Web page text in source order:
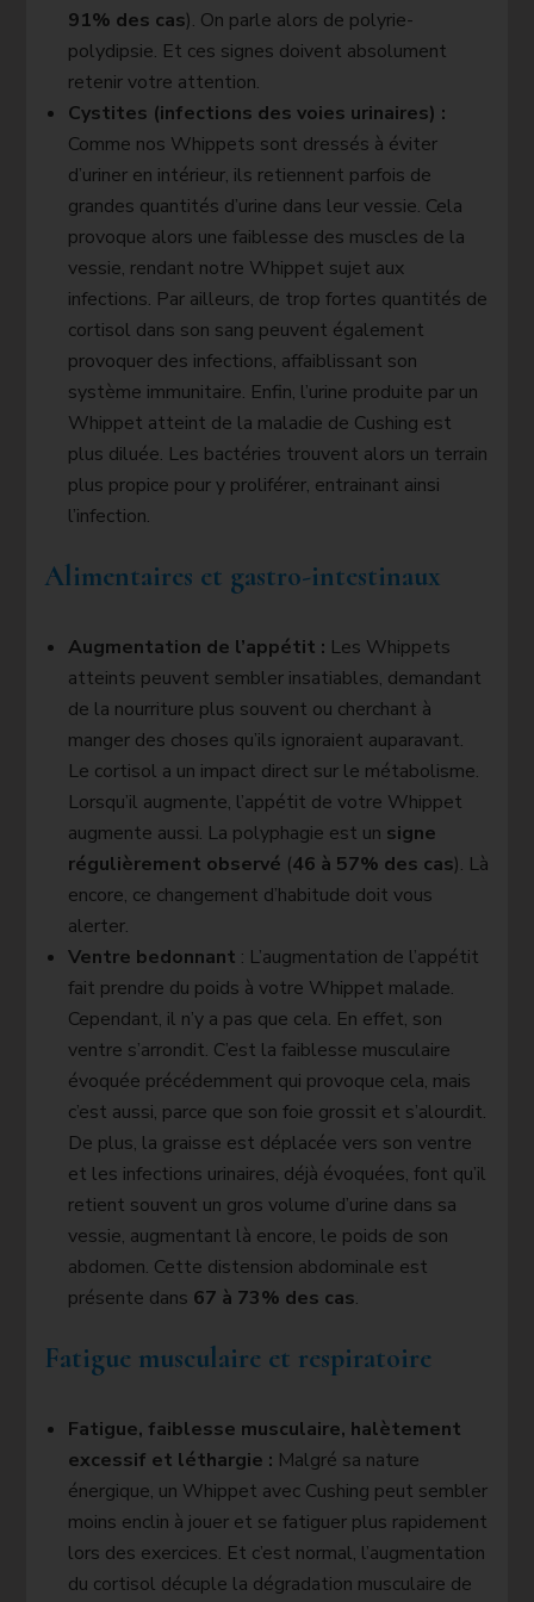
91% des cas). On parle alors de polyrie-
polydipsie. Et ces signes doivent absolument
retenir votre attention.
Cystites (infections des voies urinaires) :
Comme nos Whippets sont dressés à éviter
d’uriner en intérieur, ils retiennent parfois de
grandes quantités d’urine dans leur vessie. Cela
provoque alors une faiblesse des muscles de la
vessie, rendant notre Whippet sujet aux
infections. Par ailleurs, de trop fortes quantités de
cortisol dans son sang peuvent également
provoquer des infections, affaiblissant son
système immunitaire. Enfin, l’urine produite par un
Whippet atteint de la maladie de Cushing est
plus diluée. Les bactéries trouvent alors un terrain
plus propice pour y proliférer, entrainant ainsi
l’infection.
Alimentaires et gastro-intestinaux
Augmentation de l’appétit : Les Whippets
atteints peuvent sembler insatiables, demandant
de la nourriture plus souvent ou cherchant à
manger des choses qu’ils ignoraient auparavant.
Le cortisol a un impact direct sur le métabolisme.
Lorsqu’il augmente, l’appétit de votre Whippet
augmente aussi. La polyphagie est un signe
régulièrement observé (46 à 57% des cas). Là
encore, ce changement d’habitude doit vous
alerter.
Ventre bedonnant : L’augmentation de l’appétit
fait prendre du poids à votre Whippet malade.
Cependant, il n’y a pas que cela. En effet, son
ventre s’arrondit. C’est la faiblesse musculaire
évoquée précédemment qui provoque cela, mais
c’est aussi, parce que son foie grossit et s’alourdit.
De plus, la graisse est déplacée vers son ventre
et les infections urinaires, déjà évoquées, font qu’il
retient souvent un gros volume d’urine dans sa
vessie, augmentant là encore, le poids de son
abdomen. Cette distension abdominale est
présente dans 67 à 73% des cas.
Fatigue musculaire et respiratoire
Fatigue, faiblesse musculaire, halètement
excessif et léthargie : Malgré sa nature
énergique, un Whippet avec Cushing peut sembler
moins enclin à jouer et se fatiguer plus rapidement
lors des exercices. Et c’est normal, l’augmentation
du cortisol décuple la dégradation musculaire de